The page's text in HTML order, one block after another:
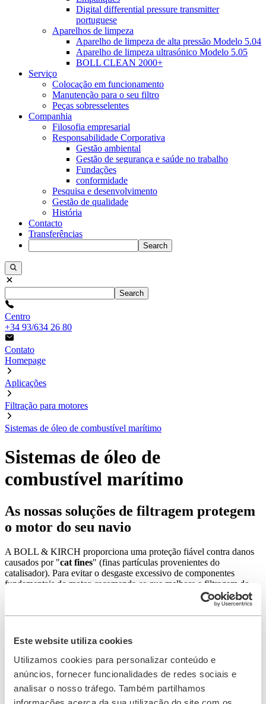
Este website utiliza cookies
Utilizamos cookies para personalizar conteúdo e
anúncios, fornecer funcionalidades de redes sociais e
analisar o nosso tráfego. Também partilhamos
Digital differential pressure transmitter
portuguese
Aparelhos de limpeza
Aparelho de limpeza de alta pressão Modelo 5.04
Aparelho de limpeza ultrasónico Modelo 5.05
BOLL CLEAN 2000+
Serviço
Colocação em funcionamento
Manutenção para o seu filtro
Peças sobresselentes
Companhia
Filosofia empresarial
Responsabilidade Corporativa
Gestão ambiental
Gestão de segurança e saúde no trabalho
Fundações
conformidade
Pesquisa e desenvolvimento
Gestão de qualidade
História
Contacto
Transferências
Search
Search
Centro
+34 93/634 26 80
Contato
Homepage
Aplicações
Filtração para motores
Sistemas de óleo de combustível marítimo
Sistemas de óleo de
combustível marítimo
As nossas soluções de filtragem protegem
o motor do seu navio
A BOLL & KIRCH proporciona uma proteção fiável contra danos
causados por "cat fines" (finas partículas provenientes do
catalisador). Para evitar o desgaste excessivo de componentes
fundamentais do motor, recomenda-se que melhore a filtragem do
sistema de combustível antes que o motor seja danificado pelas
Enquanto especialista comprovada em
filtragem para motores marítimos, a BOLL & KIRCH equipa a
experiênciae aosconhecimentos
prestar aconselhamento eserviços a nível mundial.A nossa
mundial e o nosso
serviço abrangente
proporcionam sempre um
funcionamento suave do navio.
A BOLL & KIRCH disponibiliza soluções de filtragem fina para